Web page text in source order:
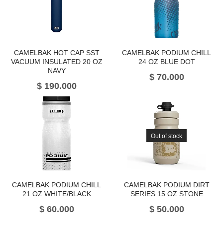
CAMELBAK HOT CAP SST
VACUUM INSULATED 20 OZ
NAVY
$190.000
CAMELBAK PODIUM CHILL
24 OZ BLUE DOT
$70.000
CAMELBAK PODIUM CHILL
21 OZ WHITE/BLACK
$60.000
Out of stock
CAMELBAK PODIUM DIRT
SERIES 15 OZ STONE
$50.000